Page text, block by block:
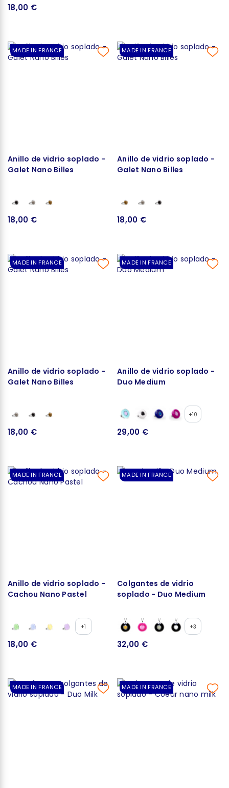
18,00 €
MADE IN FRANCE
Anillo de vidrio soplado -
Galet Nano Billes
18,00 €
MADE IN FRANCE
Anillo de vidrio soplado -
Galet Nano Billes
18,00 €
MADE IN FRANCE
Anillo de vidrio soplado -
Galet Nano Billes
18,00 €
MADE IN FRANCE
Anillo de vidrio soplado -
Duo Medium
+10
29,00 €
MADE IN FRANCE
Anillo de vidrio soplado -
Cachou Nano Pastel
+1
18,00 €
MADE IN FRANCE
Colgantes de vidrio
soplado - Duo Medium
+3
32,00 €
MADE IN FRANCE MADE IN FRANCE